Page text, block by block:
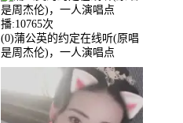
(0)蒲公英的约定在线听(原唱
是周杰伦)，一人演唱点
播:10765次